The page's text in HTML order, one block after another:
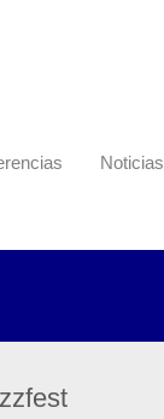
Noticias